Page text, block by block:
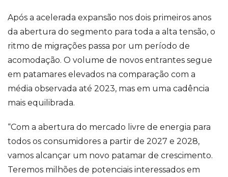
Após a acelerada expansão nos dois primeiros anos
da abertura do segmento para toda a alta tensão, o
ritmo de migrações passa por um período de
acomodação. O volume de novos entrantes segue
em patamares elevados na comparação com a
média observada até 2023, mas em uma cadência
mais equilibrada.
“Com a abertura do mercado livre de energia para
todos os consumidores a partir de 2027 e 2028,
vamos alcançar um novo patamar de crescimento.
Teremos milhões de potenciais interessados em